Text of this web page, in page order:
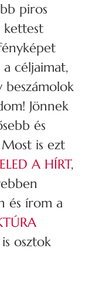
piros
kettest
céljaimat,
beszámolok
Jönnek
és
is ezt
A HÍRT,
és írom a
osztok